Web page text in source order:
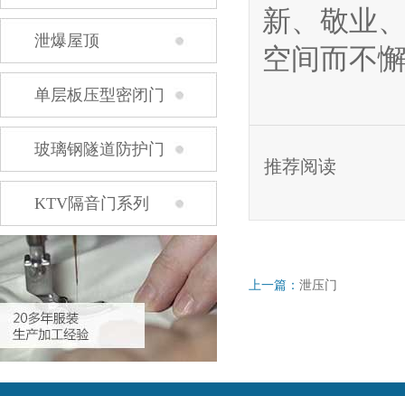
泄爆屋顶
单层板压型密闭门
玻璃钢隧道防护门
安装现场照片
KTV隔音门系列
新、敬业
空间而不
推荐阅读
上一篇： 泄压门